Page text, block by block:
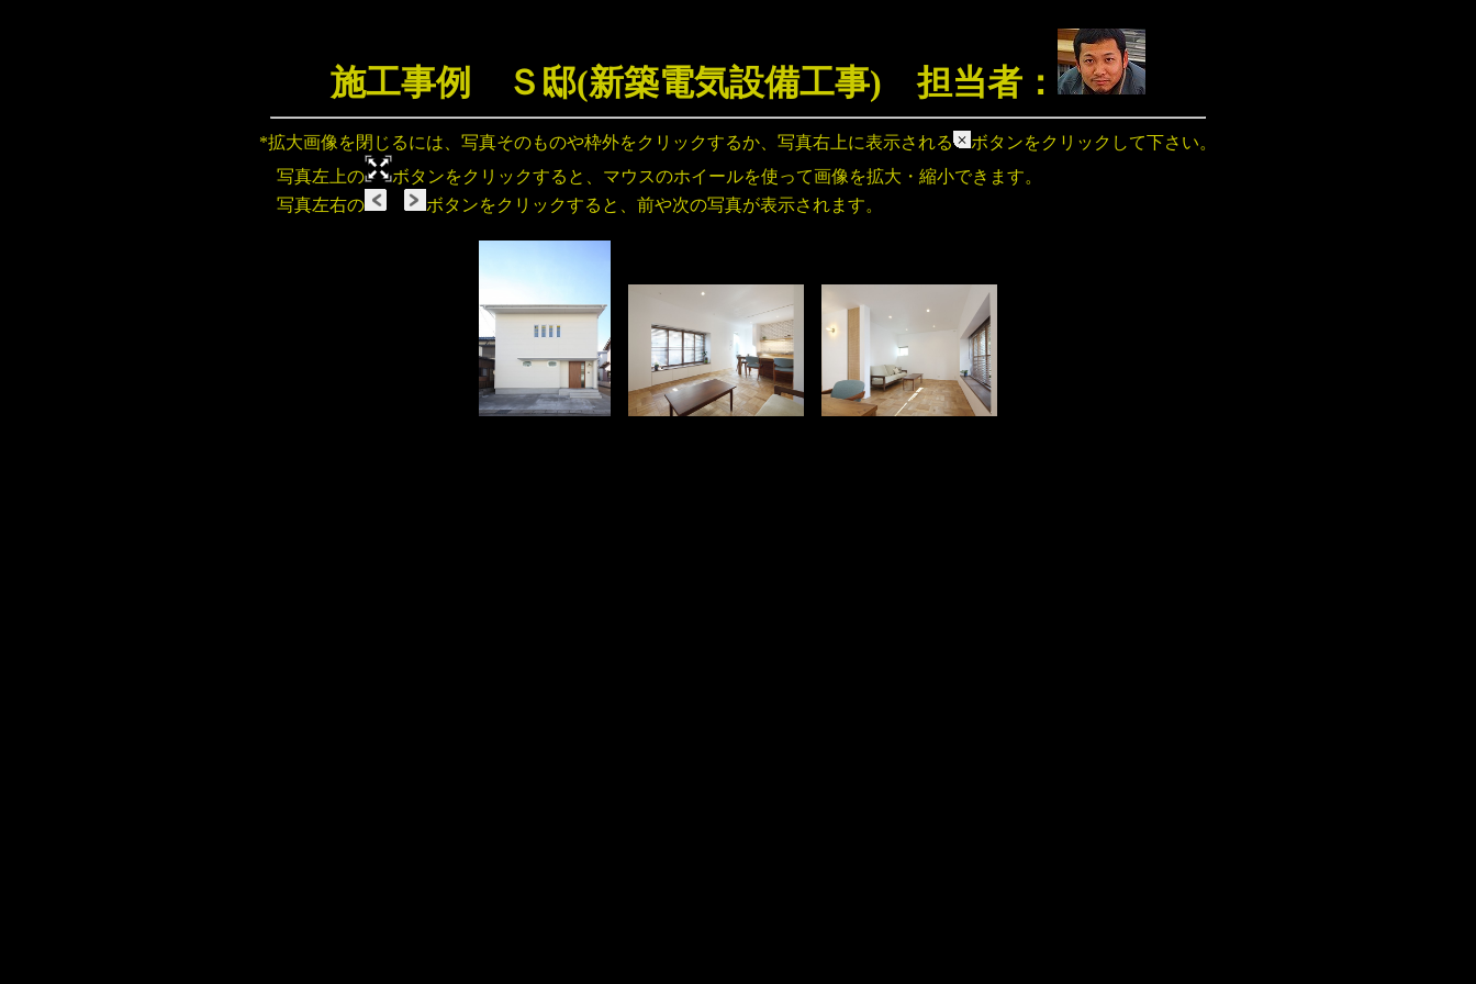
施工事例 Ｓ邸(新築電気設備工事) 担当者：
*拡大画像を閉じるには、写真そのものや枠外をクリックするか、写真右上に表示される
ボタンをクリックして下さい。
写真左上の
ボタンをクリックすると、マウスのホイールを使って画像を拡大・縮小できます。
写真左右の
ボタンをクリックすると、前や次の写真が表示されます。